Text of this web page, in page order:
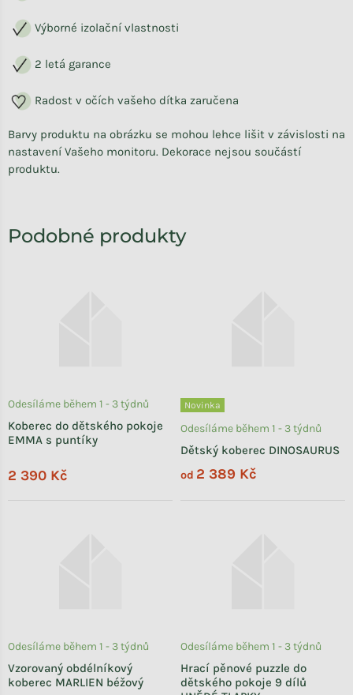
Výborné izolační vlastnosti
2 letá garance
Radost v očích vašeho dítka zaručena
Barvy produktu na obrázku se mohou lehce lišit v závislosti na
nastavení Vašeho monitoru. Dekorace nejsou součástí
produktu.
Koberec do dětského pokoje
EMMA s puntíky
Odesíláme během 1 - 3 týdnů
2 390 Kč
Novinka
Dětský koberec DINOSAURUS
Odesíláme během 1 - 3 týdnů
od 2 389 Kč
Vzorovaný obdélníkový
koberec MARLIEN béžový
Odesíláme během 1 - 3 týdnů
Hrací pěnové puzzle do
dětského pokoje 9 dílů
Odesíláme během 1 - 3 týdnů